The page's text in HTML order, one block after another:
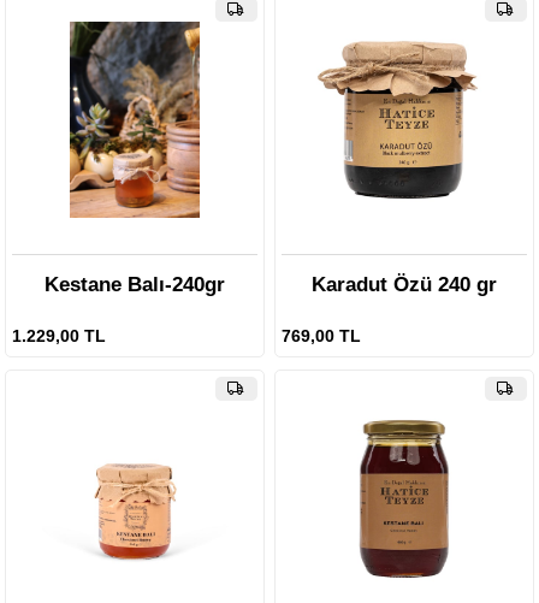
Kestane Balı-240gr
1.229,00 TL
Karadut Özü 240 gr
769,00 TL